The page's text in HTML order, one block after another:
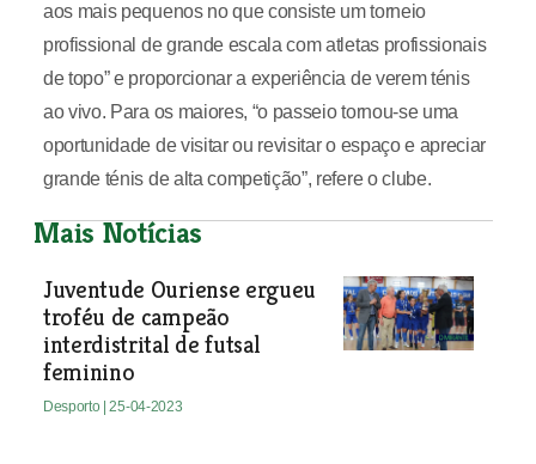
aos mais pequenos no que consiste um torneio
profissional de grande escala com atletas profissionais
de topo” e proporcionar a experiência de verem ténis
ao vivo. Para os maiores, “o passeio tornou-se uma
oportunidade de visitar ou revisitar o espaço e apreciar
grande ténis de alta competição”, refere o clube.
Mais Notícias
Juventude Ouriense ergueu
troféu de campeão
interdistrital de futsal
feminino
Desporto | 25-04-2023